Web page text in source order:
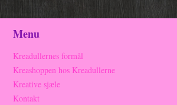
Menu
Kreadullernes formål
Kreashoppen hos Kreadullerne
Kreative sjæle
Kontakt